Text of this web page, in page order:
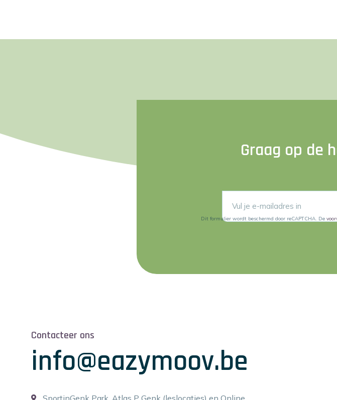
Graag op de
Dit formulier wordt beschermd door reCAPTCHA. De
Contacteer ons
info@eazymoov.be
SportinGenk Park, Atlas P Genk (leslocaties) en Online